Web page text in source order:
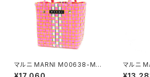
マルニ MARNI M00638-M00
IW-0M329 ハンドバッグ レデ
マルニ
00178-